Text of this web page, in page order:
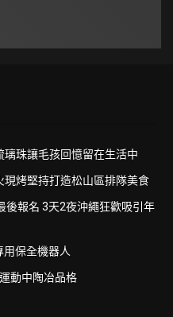
珠讓毛孩回憶留在生活中
烤堅持打造松山區排隊美食
後報名 3天2夜沖繩狂歡吸引年
用保全機器人
動中陶冶品格